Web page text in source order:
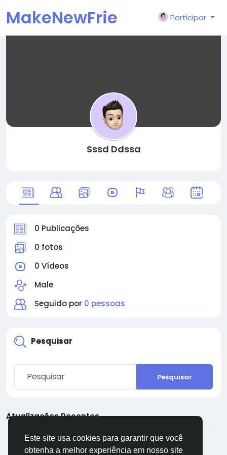
Este site usa cookies para garantir que você
obtenha a melhor experiência em nosso site
MakeNewFrie
Participar
Sssd Ddssa
0 Publicações
0 fotos
0 Vídeos
Male
Seguido por 0 pessoas
Pesquisar
Pesquisar
Atualizações Recentes